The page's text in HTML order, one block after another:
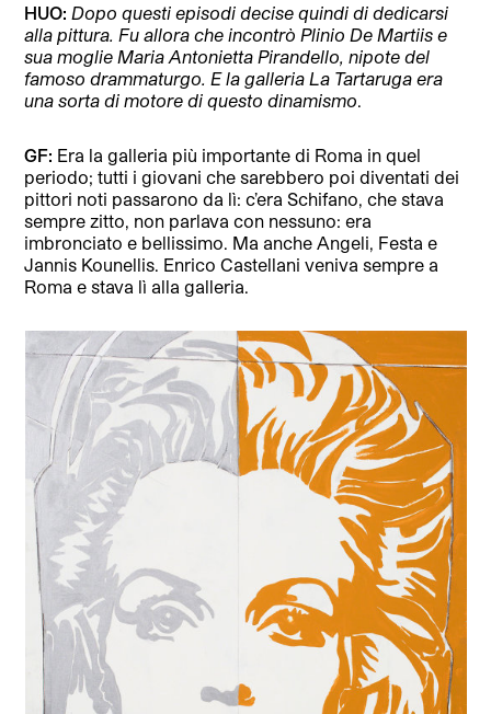
HUO: Dopo questi episodi decise quindi di dedicarsi
alla pittura. Fu allora che incontrò Plinio De Martiis e
sua moglie Maria Antonietta Pirandello, nipote del
famoso drammaturgo. E la galleria La Tartaruga era
una sorta di motore di questo dinamismo
GF: Era la galleria più importante di Roma in quel
periodo; tutti i giovani che sarebbero poi diventati dei
pittori noti passarono da lì: c’era Schifano, che stava
sempre zitto, non parlava con nessuno: era
imbronciato e bellissimo. Ma anche Angeli, Festa e
Jannis Kounellis. Enrico Castellani veniva sempre a
Roma e stava lì alla galleria.